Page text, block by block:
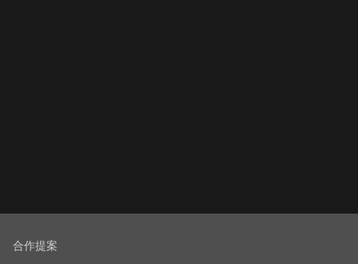
合作提案